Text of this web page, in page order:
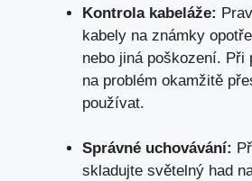
Kontrola kabeláže:
kabely na známky
nebo jiná poškození. Při
na problém okamžitě
používat.
Správné uchovávání:
skladujte světelný had